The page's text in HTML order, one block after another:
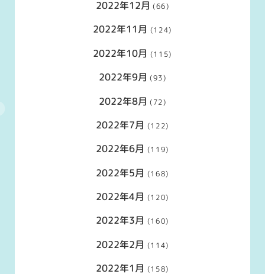
2022年12月 (66)
2022年11月 (124)
2022年10月 (115)
2022年9月 (93)
2022年8月 (72)
2022年7月 (122)
2022年6月 (119)
2022年5月 (168)
2022年4月 (120)
2022年3月 (160)
2022年2月 (114)
2022年1月 (158)